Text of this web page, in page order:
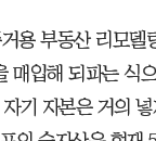
용 부동산 리모델
매입해 되파는 식
기 자본은 거의